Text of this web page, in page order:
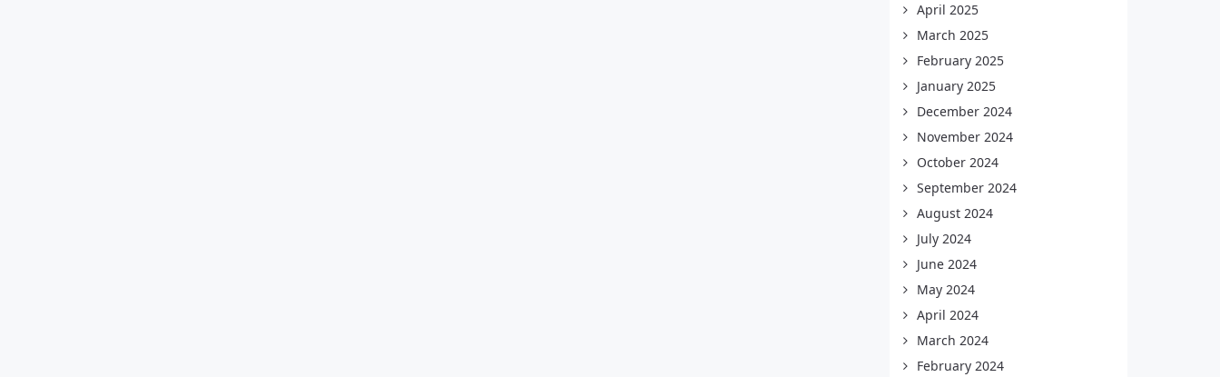
April 2025
March 2025
February 2025
January 2025
December 2024
November 2024
October 2024
September 2024
August 2024
July 2024
June 2024
May 2024
April 2024
March 2024
February 2024